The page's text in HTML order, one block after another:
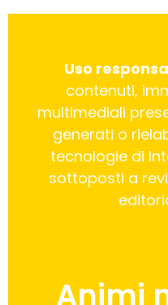
Uso
contenuti,
multimediali
generati o
tecnologie di
sottoposti a
Animi